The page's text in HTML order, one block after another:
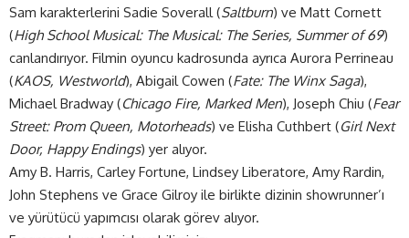
Sam karakterlerini Sadie Soverall (Saltburn) ve Matt Cornett
(High School Musical: The Musical: The Series, Summer of 69)
canlandırıyor. Filmin oyuncu kadrosunda ayrıca Aurora Perrineau
(KAOS, Westworld), Abigail Cowen (Fate: The Winx Saga),
Michael Bradway (Chicago Fire, Marked Men), Joseph Chiu (Fear
Street: Prom Queen, Motorheads) ve Elisha Cuthbert (Girl Next
Door, Happy Endings) yer alıyor.
Amy B. Harris, Carley Fortune, Lindsey Liberatore, Amy Rardin,
John Stephens ve Grace Gilroy ile birlikte dizinin showrunner’ı
ve yürütücü yapımcısı olarak görev alıyor.